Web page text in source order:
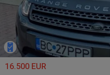
16.500 EUR